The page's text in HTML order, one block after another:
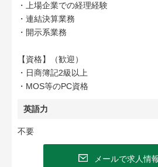
・上場企業での経理経験
・連結決算業務
・開示系業務
【資格】（歓迎）
・日商簿記2級以上
・MOS等のPC資格
英語力
不要
メールで求人情